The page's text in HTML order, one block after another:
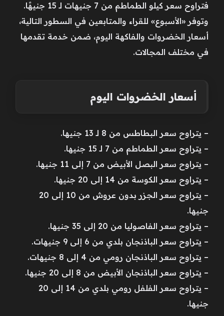
فتراوح سعر كيلو الطماطم من 7 جنيهات لـ 15 جنيهًا.
وتوفر «الأسبوع» للقراء والمتابعين في السطور التالية،
أسعار الخضروات والفاكهة اليوم، ضمن خدمة تقدمها
في مختلف المجالات.
أسعار الخضروات اليوم
– يتراوح سعر البطاطس من 8 لـ 13 جنيها.
– يتراوح سعر الطماطم من 7 لـ 15 جنيها.
– يتراوح سعر البصل الأبيض من 7 إلى 11 جنيها.
– يتراوح سعر الكوسة من 14 إلى 20 جنيها.
– يتراوح سعر الجزر بدون عروش من 10 إلى 20
جنيها.
– يتراوح سعر الفاصوليا من 20 إلى 35 جنيها.
– يتراوح سعر الباذنجان بلدي من 6 إلى 9 جنيهات.
– يتراوح سعر الباذنجان رومي من 4 إلى 8 جنيهات.
– يتراوح سعر الباذنجان الأبيض من 8 إلى 20 جنيها.
– يتراوح سعر الفلفل رومي بلدي من 14 إلى 20
جنيها.